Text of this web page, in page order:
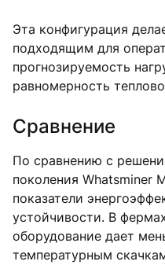
Эта конфигурация
подходящим для
прогнозируемость
равномерность
Сравнение
По сравнению с
поколения Whatsminer
показатели
устойчивости. В
оборудование дает
температурным